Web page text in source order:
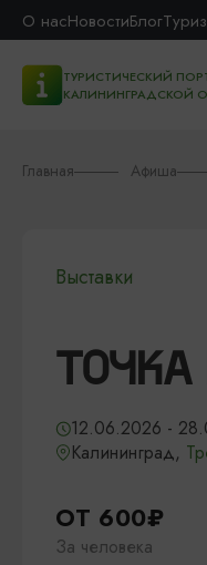
О насНовостиБлог
ТУРИСТИЧЕСКИЙ
КАЛИНИНГРАДСКОЙ
Главная Афиша
Выставки
ТОЧКА
12.06.2026 -
Калининград,
ОТ 600₽
За человека